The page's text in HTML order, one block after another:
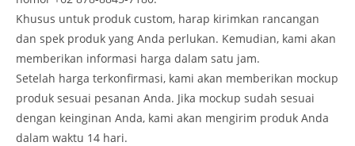
Khusus untuk produk custom, harap kirimkan rancangan
dan spek produk yang Anda perlukan. Kemudian, kami akan
memberikan informasi harga dalam satu jam.
Setelah harga terkonfirmasi, kami akan memberikan mockup
produk sesuai pesanan Anda. Jika mockup sudah sesuai
dengan keinginan Anda, kami akan mengirim produk Anda
dalam waktu 14 hari.